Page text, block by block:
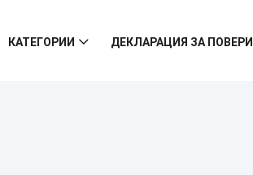
КАТЕГОРИИ ДЕКЛАРАЦИЯ ЗА